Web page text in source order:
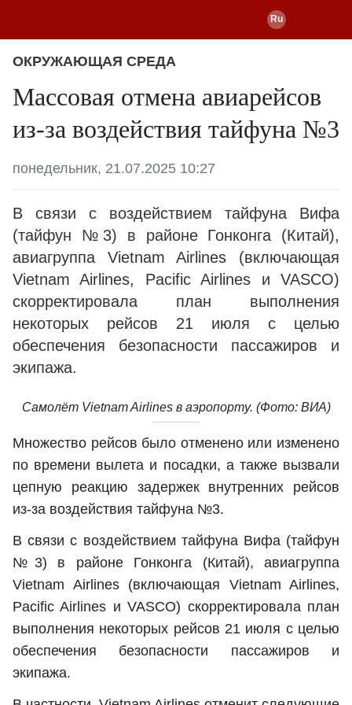
ОКРУЖАЮЩАЯ СРЕДА
Массовая отмена авиарейсов
из-за воздействия тайфуна №3
понедельник, 21.07.2025 10:27
В связи с воздействием тайфуна Вифа
(тайфун №3) в районе Гонконга (Китай),
авиагруппа Vietnam Airlines (включающая
Vietnam Airlines, Pacific Airlines и VASCO)
скорректировала план выполнения
некоторых рейсов 21 июля с целью
обеспечения безопасности пассажиров и
экипажа.
Самолёт Vietnam Airlines в аэропорту. (Фото: ВИА)
Множество рейсов было отменено или изменено
по времени вылета и посадки, а также вызвали
цепную реакцию задержек внутренних рейсов
из-за воздействия тайфуна №3.
В связи с воздействием тайфуна Вифа (тайфун
№3) в районе Гонконга (Китай), авиагруппа
Vietnam Airlines (включающая Vietnam Airlines,
Pacific Airlines и VASCO) скорректировала план
выполнения некоторых рейсов 21 июля с целью
обеспечения безопасности пассажиров и
экипажа.